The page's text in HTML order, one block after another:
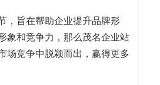
，旨在帮助企业提升品牌形
象和竞争力，那么茂名企业站
场竞争中脱颖而出，赢得更多